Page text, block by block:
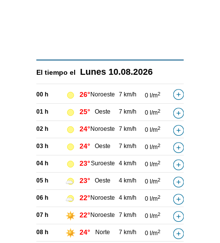
El tiempo el Lunes 10.08.2026
00 h 26° Noroeste 7 km/h 0 l/m2
01 h 25° Oeste 7 km/h 0 l/m2
02 h 24° Noroeste 7 km/h 0 l/m2
03 h 24° Oeste 7 km/h 0 l/m2
04 h 23°Suroeste 4 km/h 0 l/m2
05 h 23° Oeste 4 km/h 0 l/m2
06 h 22° Noroeste 4 km/h 0 l/m2
07 h 22° Noroeste 7 km/h 0 l/m2
08 h 24° Norte 7 km/h 0 l/m2